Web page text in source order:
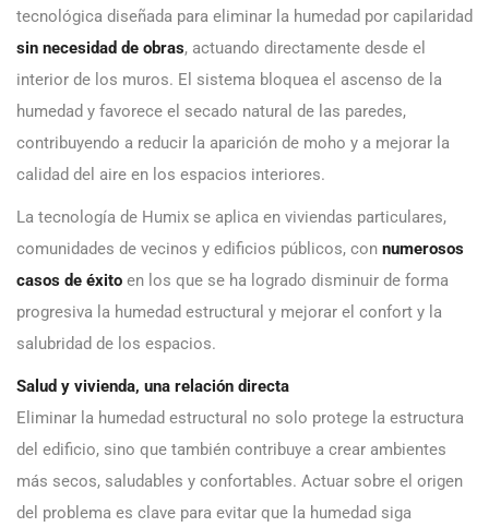
tecnológica diseñada para eliminar la humedad por capilaridad
sin necesidad de obras, actuando directamente desde el
interior de los muros. El sistema bloquea el ascenso de la
humedad y favorece el secado natural de las paredes,
contribuyendo a reducir la aparición de moho y a mejorar la
calidad del aire en los espacios interiores.
La tecnología de Humix se aplica en viviendas particulares,
comunidades de vecinos y edificios públicos, con numerosos
casos de éxito en los que se ha logrado disminuir de forma
progresiva la humedad estructural y mejorar el confort y la
salubridad de los espacios.
Salud y vivienda, una relación directa
Eliminar la humedad estructural no solo protege la estructura
del edificio, sino que también contribuye a crear ambientes
más secos, saludables y confortables. Actuar sobre el origen
del problema es clave para evitar que la humedad siga